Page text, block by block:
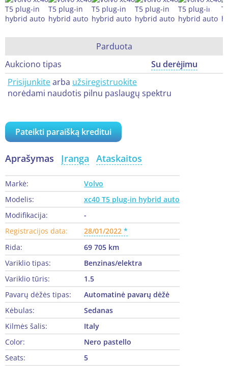
Parduota
Aukciono tipas
Su derėjimu
Prisijunkitearba užsiregistruokite
norėdami naudotis pilnu paslaugų spektru
Pateikti paraišką kreditui
Aprašymas Įranga Ataskaitos
Markė:
Volvo
Modelis:
xc40 T5 plug-in hybrid auto
Modifikacija:
-
Registracijos data:
28/01/2022
Rida:
69 705 km
Variklio tipas:
Benzinas/elektra
Variklio tūris:
1.5
Pavarų dėžės tipas:
Automatinė pavarų dėžė
Kėbulas:
Sedanas
Kilmės šalis:
Italy
Color:
Nero pastello
Seats:
5